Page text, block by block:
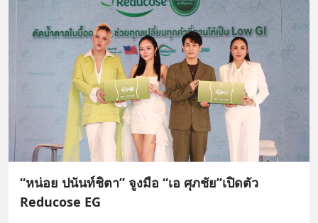
“หน่อย ปนันท์ชิตา” จูงมือ “เอ ศุภชัย”เปิดตัว
Reducose EG